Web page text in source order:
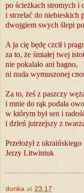
po ścieżkach stromych i
i strzelać do niebieskich
dwojgiem swych ślepi
A ja cię będę czcił i
za to, że śmiałej twej
nie pokalało ani bagno,
ni nuda wymuszonej
Za to, żeś z paszczy
i mnie do rąk podała
w którym był sen i
i dzień jutrzejszy z
Przełożył z ukraińskiego
Jerzy Litwiniuk
donka at 23:17